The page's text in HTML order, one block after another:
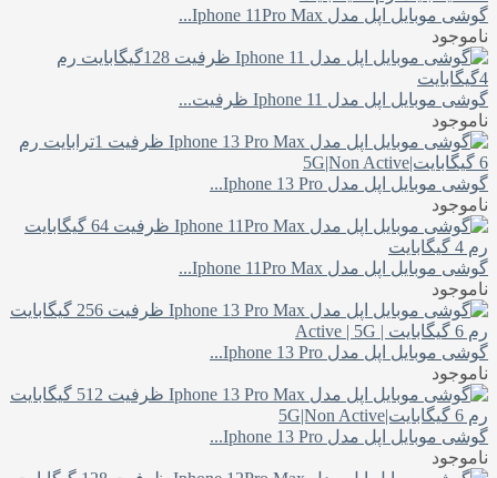
گوشی موبایل اپل مدل Iphone 11Pro Max...
ناموجود
گوشی موبایل اپل مدل Iphone 11 ظرفیت...
ناموجود
گوشی موبایل اپل مدل Iphone 13 Pro...
ناموجود
گوشی موبایل اپل مدل Iphone 11Pro Max...
ناموجود
گوشی موبایل اپل مدل Iphone 13 Pro...
ناموجود
گوشی موبایل اپل مدل Iphone 13 Pro...
ناموجود